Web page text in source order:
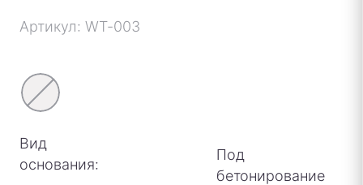
Артикул: WT-003
Вид
основания:
Под
бетонирование